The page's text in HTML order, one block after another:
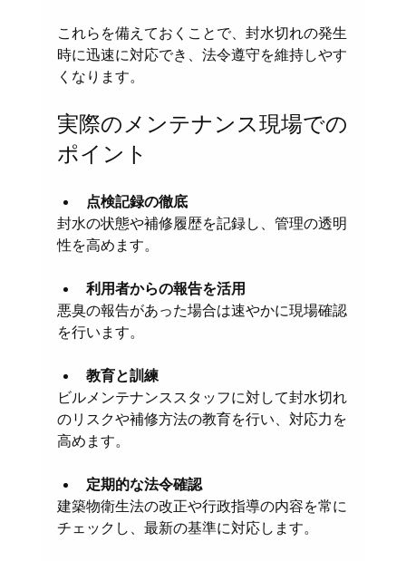
これらを備えておくことで、封水切れの発生
時に迅速に対応でき、法令遵守を維持しやす
くなります。
実際のメンテナンス現場での
ポイント
点検記録の徹底
封水の状態や補修履歴を記録し、管理の透明
性を高めます。
利用者からの報告を活用
悪臭の報告があった場合は速やかに現場確認
を行います。
教育と訓練
ビルメンテナンススタッフに対して封水切れ
のリスクや補修方法の教育を行い、対応力を
高めます。
定期的な法令確認
建築物衛生法の改正や行政指導の内容を常に
チェックし、最新の基準に対応します。